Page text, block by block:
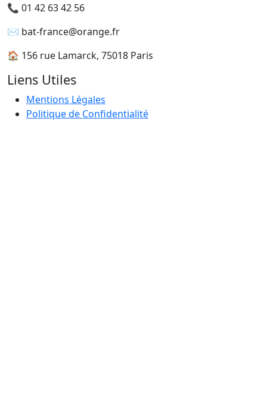
📞 01 42 63 42 56
✉️ bat-france@orange.fr
🏠 156 rue Lamarck, 75018 Paris
Liens Utiles
Mentions Légales
Politique de Confidentialité